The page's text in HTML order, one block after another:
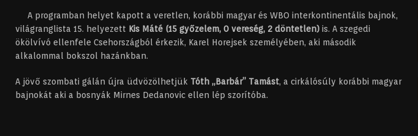
A programban helyet kapott a veretlen, korábbi magyar és WBO interkontinentális bajnok,
világranglista 15. helyezett Kis Máté (15 győzelem, 0 vereség, 2 döntetlen) is. A szegedi
ökölvívó ellenfele Csehországból érkezik, Karel Horejsek személyében, aki második
alkalommal bokszol hazánkban.
A jövő szombati gálán újra üdvözölhetjük Tóth „Barbár” Tamást, a cirkálósúly korábbi magyar
bajnokát aki a bosnyák Mirnes Dedanovic ellen lép szorítóba.